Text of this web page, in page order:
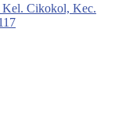
Cikokol, Kec.